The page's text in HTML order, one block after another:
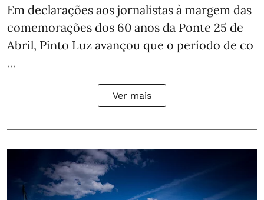
Em declarações aos jornalistas à margem das
comemorações dos 60 anos da Ponte 25 de
Abril, Pinto Luz avançou que o período de co
...
Ver mais